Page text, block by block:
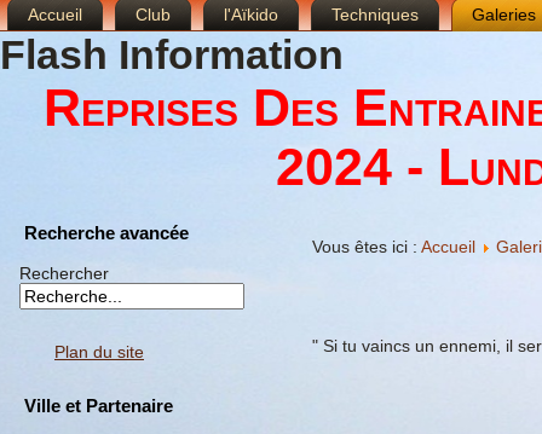
Accueil Club l'Aïkido Techniques Galeries
Flash Information
Reprises Des
2024 -
Recherche avancée
Rechercher
Plan du site
Ville et Partenaire
Vous êtes ici : Accueil
" Si tu vaincs un ennemi, il